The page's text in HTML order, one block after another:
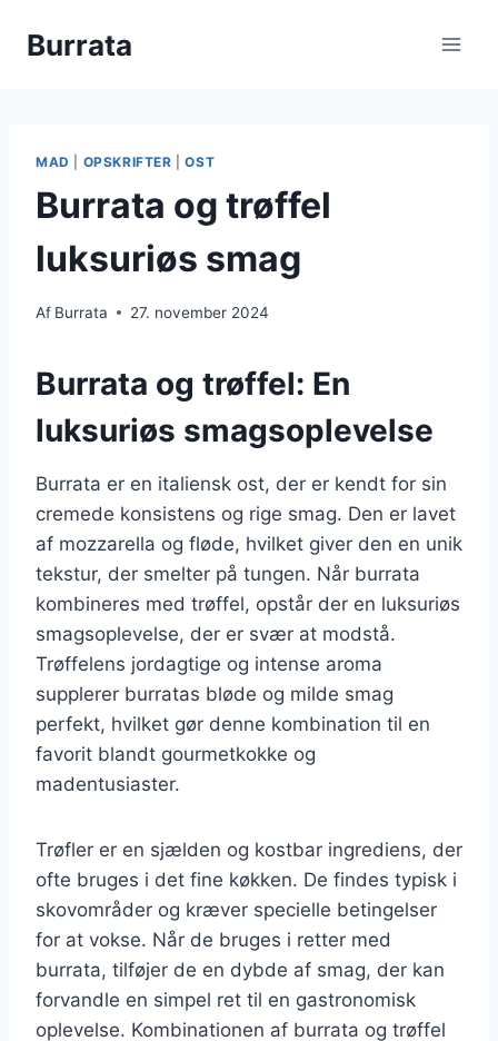
Burrata
MAD OPSKRIFTER |OST
Burrata og trøffel
luksuriøs smag
Af Burrata 27. november 2024
Burrata og trøffel: En
luksuriøs smagsoplevelse
Burrata er en italiensk ost, der er kendt for sin
cremede konsistens og rige smag. Den er lavet
af mozzarella og fløde, hvilket giver den en unik
tekstur, der smelter på tungen. Når burrata
kombineres med trøffel, opstår der en luksuriøs
smagsoplevelse, der er svær at modstå.
Trøffelens jordagtige og intense aroma
supplerer burratas bløde og milde smag
perfekt, hvilket gør denne kombination til en
favorit blandt gourmetkokke og
madentusiaster.
Trøfler er en sjælden og kostbar ingrediens, der
ofte bruges i det fine køkken. De findes typisk i
skovområder og kræver specielle betingelser
for at vokse. Når de bruges i retter med
burrata, tilføjer de en dybde af smag, der kan
forvandle en simpel ret til en gastronomisk
oplevelse. Kombinationen af burrata og trøffel